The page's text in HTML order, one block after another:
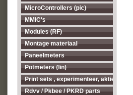
MicroControllers (pic)
MMIC's
Modules (RF)
Montage materiaal
Paneelmeters
Potmeters (lin)
Print sets , experimenteer, aktieve
Rdvv / Pkbee / PKRD parts